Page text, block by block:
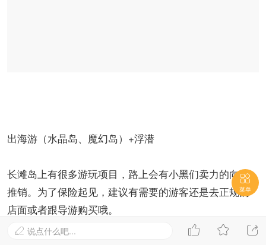
出海游（水晶岛、魔幻岛）+浮潜
长滩岛上有很多游玩项目，路上会有小黑们卖力的向你
推销。为了保险起见，建议有需要的游客还是去正规的
店面或者跟导游购买哦。

菜单



 说点什么吧...